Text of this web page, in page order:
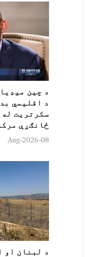
د چين
د اقلیمي
سکرتريت
ځانګړې
08-Aug-2026
د لبنان او